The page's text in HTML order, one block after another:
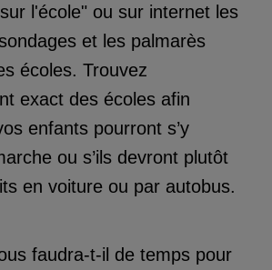
l'école" ou sur internet les
et les palmarès
écoles. Trouvez
exact des écoles afin
enfants pourront s’y
ou s’ils devront plutôt
en voiture ou par autobus.
faudra-t-il de temps pour